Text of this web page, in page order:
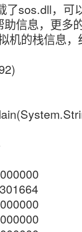
sos.dll，可
信息，更多
机的栈信息